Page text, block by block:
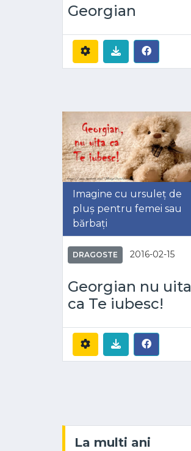
Georgian
Imagine cu ursuleț de
pluș pentru femei sau
bărbați
DRAGOSTE 2016-02-15
Georgian nu uita
ca Te iubesc!
La multi ani